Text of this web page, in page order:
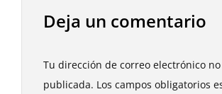
Deja un comentario
Tu dirección de correo electrónico
publicada. Los campos obligatorios